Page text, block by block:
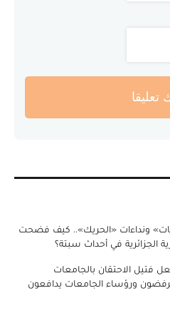
تعليقا
ونداءات «الحريك».. كيف فضحت
الجزائرية في أحداث سبتة؟
فتيل الاحتقان بالجامعات
ورؤساء الجامعات يدافعون